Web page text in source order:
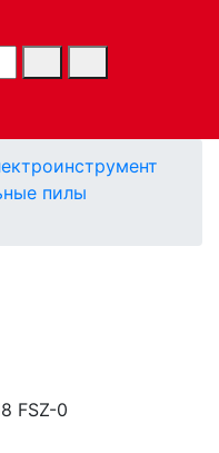
пилы
FSZ-0